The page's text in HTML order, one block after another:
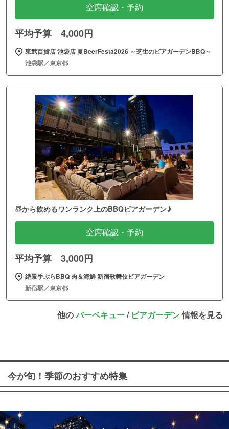
空席確認・予約
平均予算 4,000円
東武百貨店 池袋店 夏BeerFesta2026 ～芝生のビアガーデンBBQ～
池袋駅／東京都
昼から飲めるワンランク上のBBQビアガーデン♪
空席確認・予約
平均予算 3,000円
絶景手ぶらBBQ 肉＆海鮮 新宿歌舞伎ビアガーデン
新宿駅／東京都
他のバーベキュー/ ビアガーデン情報を見る
今が旬！季節のおすすめ特集